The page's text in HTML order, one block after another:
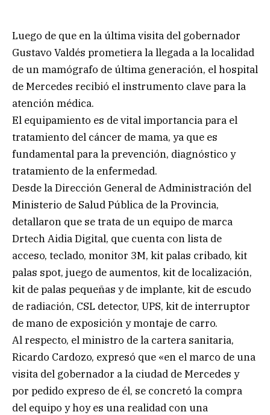
Luego de que en la última visita del gobernador
Gustavo Valdés prometiera la llegada a la localidad
de un mamógrafo de última generación, el hospital
de Mercedes recibió el instrumento clave para la
atención médica.
El equipamiento es de vital importancia para el
tratamiento del cáncer de mama, ya que es
fundamental para la prevención, diagnóstico y
tratamiento de la enfermedad.
Desde la Dirección General de Administración del
Ministerio de Salud Pública de la Provincia,
detallaron que se trata de un equipo de marca
Drtech Aidia Digital, que cuenta con lista de
acceso, teclado, monitor 3M, kit palas cribado, kit
palas spot, juego de aumentos, kit de localización,
kit de palas pequeñas y de implante, kit de escudo
de radiación, CSL detector, UPS, kit de interruptor
de mano de exposición y montaje de carro.
Al respecto, el ministro de la cartera sanitaria,
Ricardo Cardozo, expresó que «en el marco de una
visita del gobernador a la ciudad de Mercedes y
por pedido expreso de él, se concretó la compra
del equipo y hoy es una realidad con una